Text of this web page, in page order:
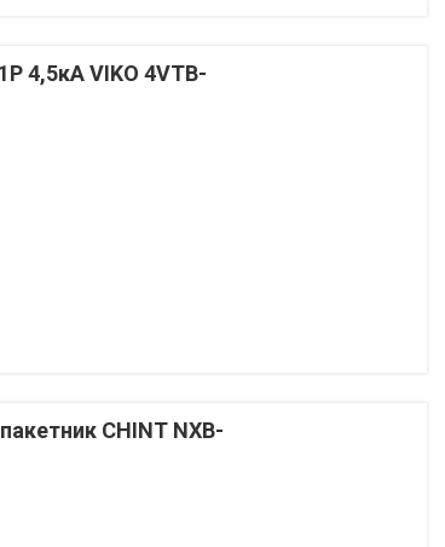
4,5кА VIKO 4VTB-
CHINT NXB-